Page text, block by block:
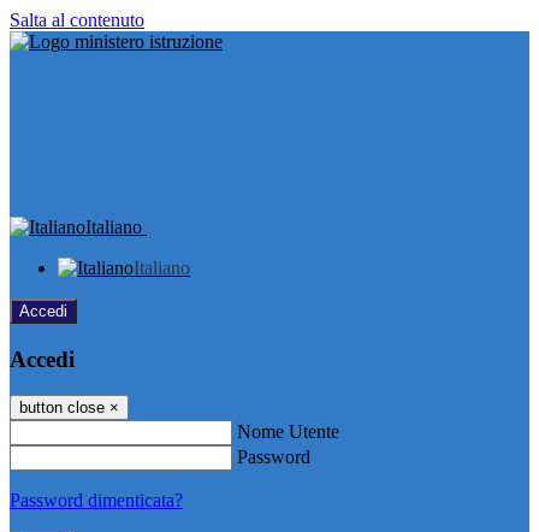
Salta al contenuto
Italiano
Italiano
Accedi
Accedi
button close ×
Nome Utente
Password
Password dimenticata?